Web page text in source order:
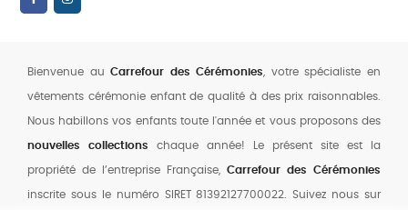
Bienvenue auCarrefour des Cérémonies, votre spécialiste en
vêtements cérémonie enfant de qualité à des prix raisonnables.
Nous habillons vos enfants toute l'année et vous proposons des
nouvelles collections chaque année! Le présent site est la
propriété de l’entreprise Française, Carrefour des Cérémonies
inscrite sous le numéro SIRET 81392127700022. Suivez nous sur